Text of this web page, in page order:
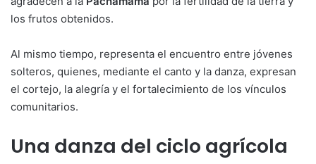
los frutos obtenidos.
Al mismo tiempo, representa el encuentro entre jóvenes
solteros, quienes, mediante el canto y la danza, expresan
el cortejo, la alegría y el fortalecimiento de los vínculos
comunitarios.
Una danza del ciclo agrícola